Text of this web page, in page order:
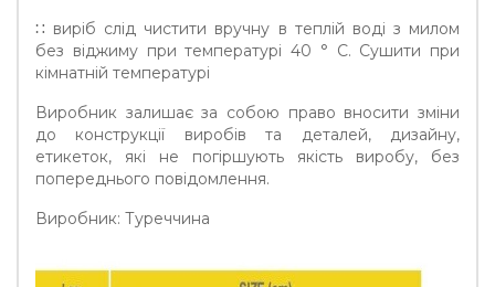
∷ виріб слід чистити вручну в теплій воді з милом
без віджиму при температурі 40 ° C. Сушити при
кімнатній температурі
Виробник залишає за собою право вносити зміни
до конструкції виробів та деталей, дизайну,
етикеток, які не погіршують якість виробу, без
попереднього повідомлення.
Виробник: Туреччина